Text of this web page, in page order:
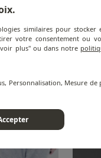
similaires pour stocker
votre consentement ou
plus" ou dans notre
Personnalisation, Mesure de